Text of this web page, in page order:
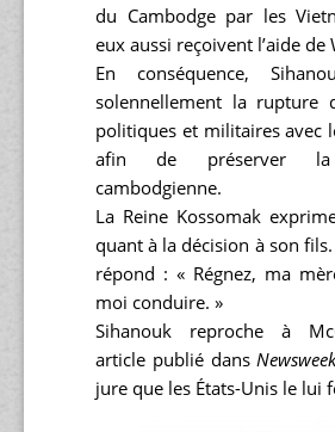
du Cambodge par les
eux aussi reçoivent l’aide de
En conséquence,
solennellement la rupture
politiques et militaires avec
afin de préserver la
cambodgienne.
La Reine Kossomak
quant à la décision à son
répond : « Régnez, ma
moi conduire. »
Sihanouk reproche à
article publié dans
jure que les États-Unis le lui